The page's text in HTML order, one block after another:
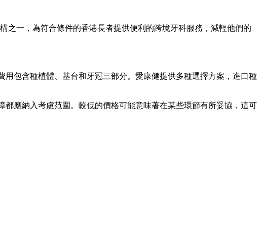
一，為符合條件的香港長者提供便利的跨境牙科服務，減輕他們的
包含種植體、基台和牙冠三部分。愛康健提供多種選擇方案，進口種
應納入考慮范圍。較低的價格可能意味著在某些環節有所妥協，這可